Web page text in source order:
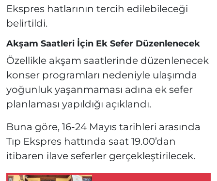
Ekspres hatlarının tercih edilebileceği
belirtildi.
Akşam Saatleri İçin Ek Sefer Düzenlenecek
Özellikle akşam saatlerinde düzenlenecek
konser programları nedeniyle ulaşımda
yoğunluk yaşanmaması adına ek sefer
planlaması yapıldığı açıklandı.
Buna göre, 16-24 Mayıs tarihleri arasında
Tıp Ekspres hattında saat 19.00’dan
itibaren ilave seferler gerçekleştirilecek.